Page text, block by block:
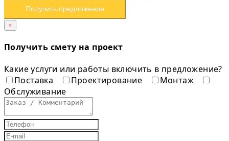
Получить предложение
×
Получить смету на проект
Какие услуги или работы включить в предложение?
Поставка
Проектирование
Монтаж
Обслуживание